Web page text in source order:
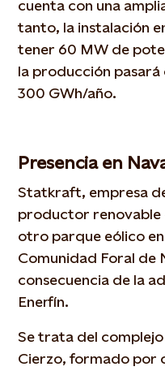
cuenta con una
tanto, la instalación
tener 60 MW de
la producción pasará
300 GWh/año.
Presencia en
Statkraft, empresa
productor renovable
otro parque eólico
Comunidad Foral de
consecuencia de la
Enerfín.
Se trata del
Cierzo, formado por